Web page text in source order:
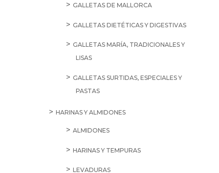
GALLETAS DE MALLORCA
GALLETAS DIETÉTICAS Y DIGESTIVAS
GALLETAS MARÍA, TRADICIONALES Y
LISAS
GALLETAS SURTIDAS, ESPECIALES Y
PASTAS
HARINAS Y ALMIDONES
ALMIDONES
HARINAS Y TEMPURAS
LEVADURAS